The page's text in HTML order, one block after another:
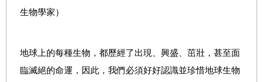
生物學家）
地球上的每種生物，都歷經了出現、興盛、茁壯，甚至面
臨滅絕的命運，因此，我們必須好好認識並珍惜地球生物